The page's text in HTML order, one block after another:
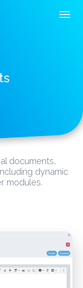
documents,
dynamic
modules.